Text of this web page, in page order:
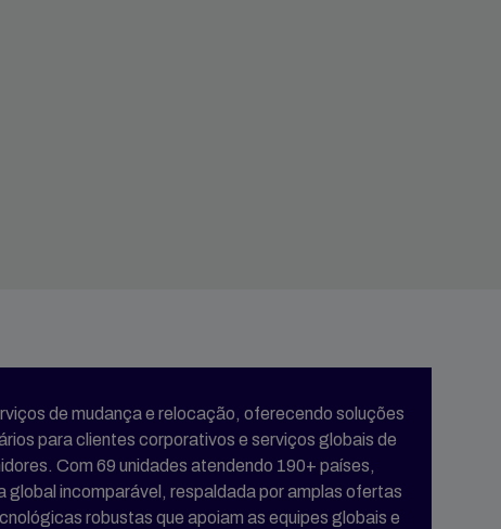
de mudança e relocação, oferecendo soluções
para clientes corporativos e serviços globais de
Com 69 unidades atendendo 190+ países,
global incomparável, respaldada por amplas ofertas
robustas que apoiam as equipes globais e